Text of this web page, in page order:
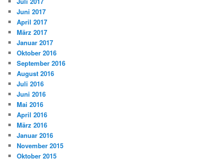
Juni 2017
April 2017
März 2017
Januar 2017
Oktober 2016
September 2016
August 2016
Juli 2016
Juni 2016
Mai 2016
April 2016
März 2016
Januar 2016
November 2015
Oktober 2015